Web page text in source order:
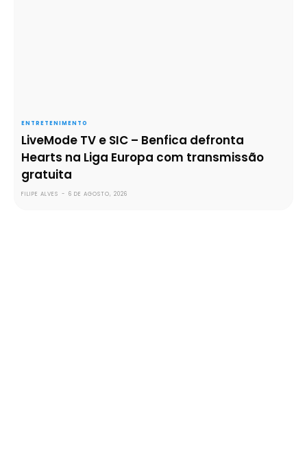
ENTRETENIMENTO
LiveMode TV e SIC – Benfica defronta
Hearts na Liga Europa com transmissão
gratuita
FILIPE ALVES - 6 DE AGOSTO, 2026